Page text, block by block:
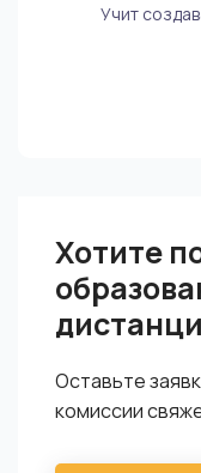
Учит
Хотите
Оставьте
комиссии